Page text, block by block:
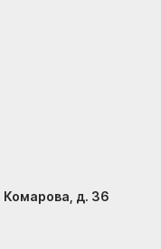
Комарова, д. 36